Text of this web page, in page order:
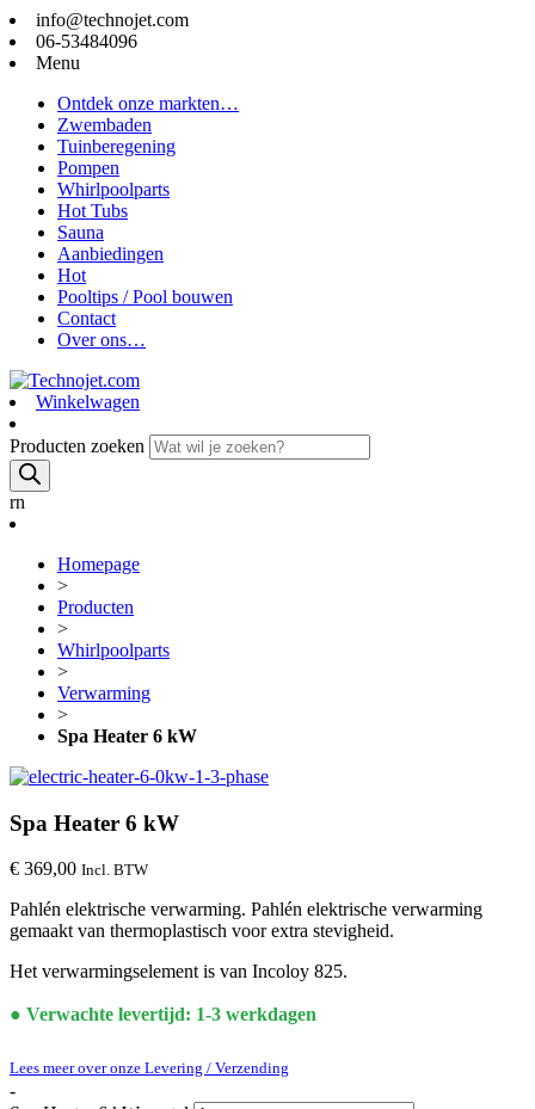
info@technojet.com
06-53484096
Menu
Ontdek onze markten…
Zwembaden
Tuinberegening
Pompen
Whirlpoolparts
Hot Tubs
Sauna
Aanbiedingen
Hot
Pooltips / Pool bouwen
Contact
Over ons…
Winkelwagen
Producten zoeken
rn
Homepage
>
Producten
>
Whirlpoolparts
>
Verwarming
>
Spa Heater 6 kW
Spa Heater 6 kW
€ 369,00 Incl. BTW
Pahlén elektrische verwarming. Pahlén elektrische verwarming
gemaakt van thermoplastisch voor extra stevigheid.
Het verwarmingselement is van Incoloy 825.
● Verwachte levertijd: 1-3 werkdagen
Lees meer over onze Levering / Verzending
-